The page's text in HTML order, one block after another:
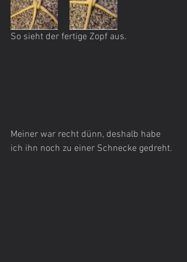
So sieht der fertige Zopf aus.
Meiner war recht dünn, deshalb habe
ich ihn noch zu einer Schnecke gedreht.